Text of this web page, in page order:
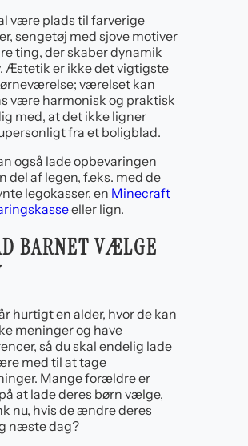
være plads til farverige
sengetøj med sjove motiver
ting, der skaber dynamik
Æstetik er ikke det vigtigste
værelset kan
være harmonisk og praktisk
med, at det ikke ligner
fra et boligblad.
også lade opbevaringen
del af legen, f.eks. med de
legokasser, en Minecraft
ringskasseeller lign.
BARNET VÆLGE
hurtigt en alder, hvor de kan
meninger og have
så du skal endelig lade
med til at tage
Mange forældre er
at lade deres børn vælge,
nu, hvis de ændre deres
næste dag?